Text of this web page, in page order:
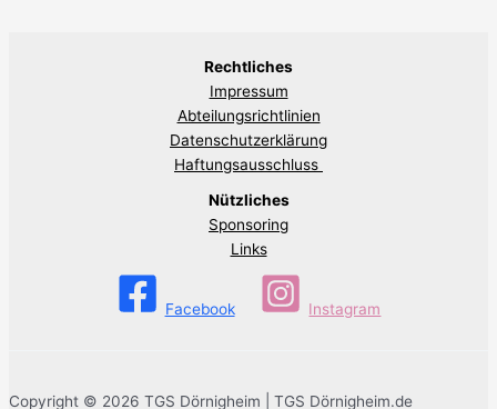
Rechtliches
Impressum
Abteilungsrichtlinien
Datenschutzerklärung
Haftungsausschluss
Nützliches
Sponsoring
Links
Facebook Instagram
Copyright © 2026 TGS Dörnigheim | TGS Dörnigheim.de